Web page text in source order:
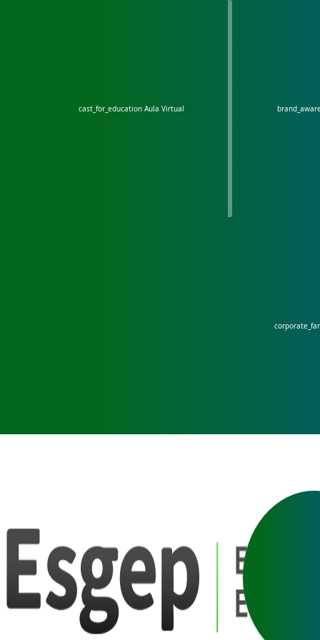
cast_for_education Aula Virtual